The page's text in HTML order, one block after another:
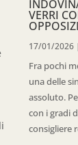
VERRI
17/01/2026|
Fra pochi
una delle
assoluto.
con i gradi
consigliere